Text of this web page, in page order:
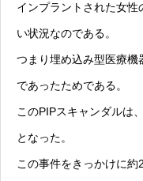
インプラントされた女
い状況なのである。
つまり埋め込み型医療
であったためである。
このPIPスキャンダルは
となった。
この事件をきっかけに